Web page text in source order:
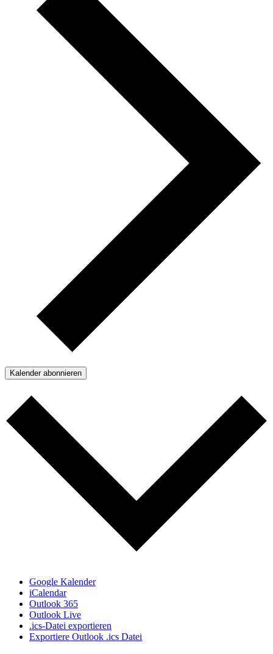
Kalender abonnieren
Google Kalender
iCalendar
Outlook 365
Outlook Live
.ics-Datei exportieren
Exportiere Outlook .ics Datei